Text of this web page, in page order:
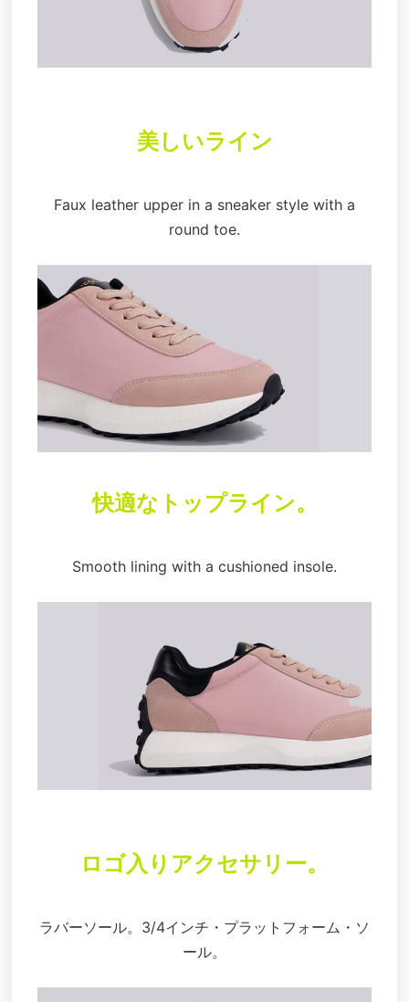
美しいライン
Faux leather upper in a sneaker style with a
round toe.
快適なトップライン。
Smooth lining with a cushioned insole.
ロゴ入りアクセサリー。
ラバーソール。3/4インチ・プラットフォーム・ソ
ール。